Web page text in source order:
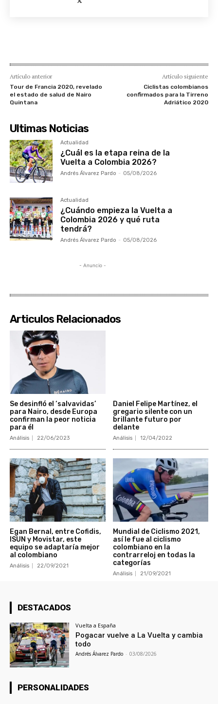
Artículo anterior
Tour de Francia 2020, revelado
el estado de salud de Nairo
Quintana
Artículo siguiente
Ciclistas colombianos
confirmados para la Tirreno
Adriático 2020
Ultimas Noticias
Actualidad
¿Cuál es la etapa reina de la
Vuelta a Colombia 2026?
Andrés Álvarez Pardo - 05/08/2026
Actualidad
¿Cuándo empieza la Vuelta a
Colombia 2026 y qué ruta
tendrá?
Andrés Álvarez Pardo - 05/08/2026
- Anuncio -
Articulos Relacionados
Se desinfló el ‘salvavidas’
para Nairo, desde Europa
confirman la peor noticia
para él
Análisis 22/06/2023
Daniel Felipe Martínez, el
gregario silente con un
brillante futuro por
delante
Análisis 12/04/2022
Egan Bernal, entre Cofidis,
ISUN y Movistar, este
equipo se adaptaría mejor
al colombiano
Análisis 22/09/2021
Mundial de Ciclismo 2021,
así le fue al ciclismo
colombiano en la
contrarreloj en todas la
categorías
Análisis 21/09/2021
DESTACADOS
Vuelta a España
Pogacar vuelve a La Vuelta y cambia
todo
Andrés Álvarez Pardo - 03/08/2026
PERSONALIDADES